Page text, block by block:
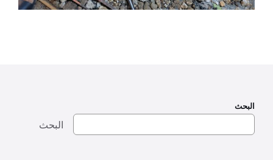
البحث
البحث